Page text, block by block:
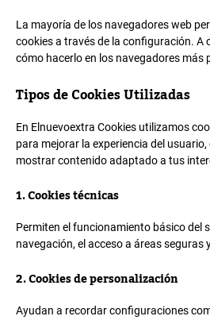
La mayoría de los navegadores web
cookies a través de la configuración. A
cómo hacerlo en los navegadores más
Tipos de Cookies Utilizadas
En Elnuevoextra Cookies utilizamos
para mejorar la experiencia del
mostrar contenido adaptado a tus
1. Cookies técnicas
Permiten el funcionamiento básico del
navegación, el acceso a áreas seguras
2. Cookies de personalización
Ayudan a recordar configuraciones